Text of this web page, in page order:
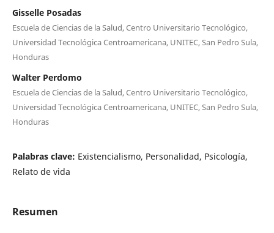
Gisselle Posadas
Escuela de Ciencias de la Salud, Centro Universitario Tecnológico,
Universidad Tecnológica Centroamericana, UNITEC, San Pedro Sula,
Honduras
Walter Perdomo
Escuela de Ciencias de la Salud, Centro Universitario Tecnológico,
Universidad Tecnológica Centroamericana, UNITEC, San Pedro Sula,
Honduras
Palabras clave: Existencialismo, Personalidad, Psicología,
Relato de vida
Resumen